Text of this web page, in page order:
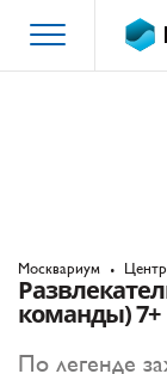
Москвариум
команды) 7+
По легенде